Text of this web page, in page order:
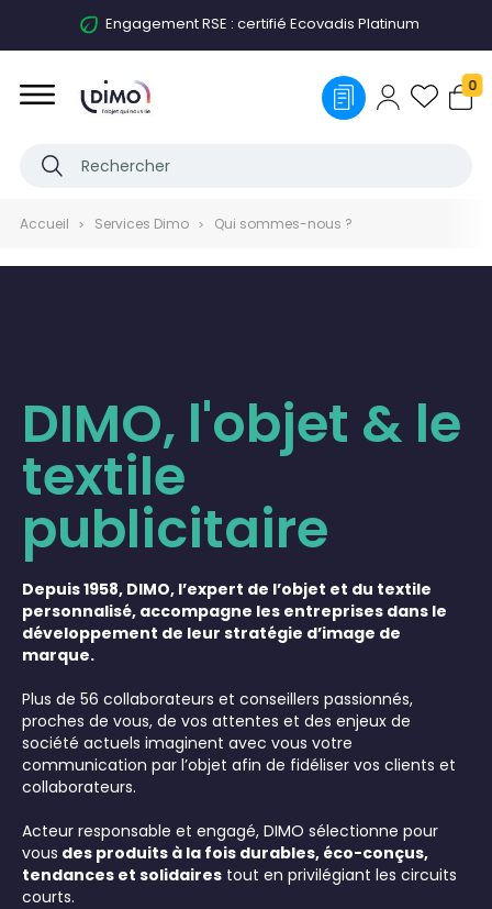
Accompagnement personnalisé
0
Accueil Services Dimo Qui sommes-nous ?
DIMO, l'objet & le
textile
publicitaire
Depuis 1958, DIMO, l’expert de l’objet et du textile
personnalisé, accompagne les entreprises dans le
développement de leur stratégie d’image de
marque.
Plus de 56 collaborateurs et conseillers passionnés,
proches de vous, de vos attentes et des enjeux de
société actuels imaginent avec vous votre
communication par l’objet afin de fidéliser vos clients et
collaborateurs.
Acteur responsable et engagé, DIMO sélectionne pour
vous des produits à la fois durables, éco-conçus,
tendances et solidaires tout en privilégiant les circuits
courts.